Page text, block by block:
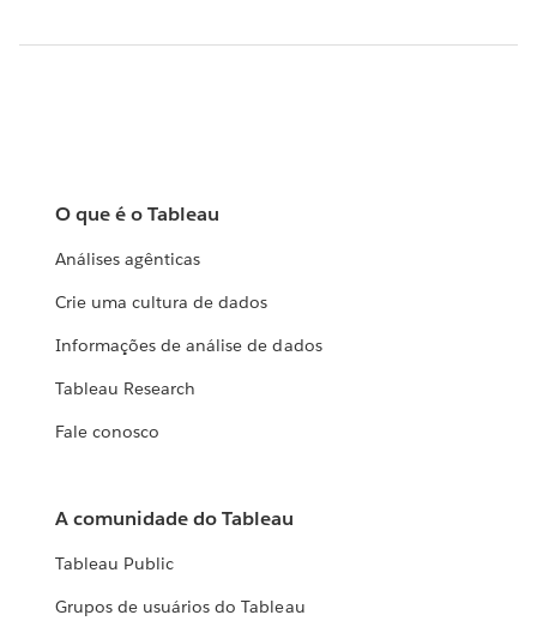
O que é o Tableau
Análises agênticas
Crie uma cultura de dados
Informações de análise de dados
Tableau Research
Fale conosco
A comunidade do Tableau
Tableau Public
Grupos de usuários do Tableau